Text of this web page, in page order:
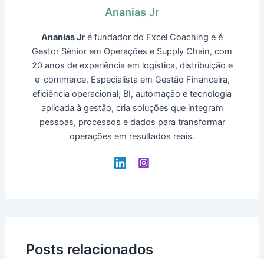
Ananias Jr
Ananias Jr é fundador do Excel Coaching e é
Gestor Sênior em Operações e Supply Chain, com
20 anos de experiência em logística, distribuição e
e-commerce. Especialista em Gestão Financeira,
eficiência operacional, BI, automação e tecnologia
aplicada à gestão, cria soluções que integram
pessoas, processos e dados para transformar
operações em resultados reais.
Posts relacionados